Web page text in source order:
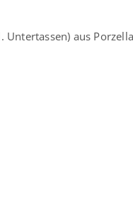
aus